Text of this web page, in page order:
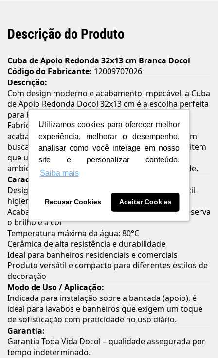
Utilizamos cookies para oferecer melhor
experiência, melhorar o desempenho,
analisar como você interage em nosso
site e personalizar conteúdo.
Saiba mais
Recusar Cookies Aceitar Cookies
Descrição do Produto
Cuba de Apoio Redonda 32x13 cm Branca Docol
Código do Fabricante: 12009707026
Descrição:
Com design moderno e acabamento impecável, a Cuba
de Apoio Redonda Docol 32x13 cm é a escolha perfeita
para banheiros sofisticados e contemporâneos.
Fabricada em cerâmica de alta qualidade, possui
acabamento esmaltado resistente, ideal para quem
busca elegância, durabilidade e fácil limpeza. Um item
que une estética e funcionalidade para compor
ambientes de diferentes estilos com personalidade.
Características e Benefícios:
Design moderno com borda sem emendas, de fácil
higienização
Acabamento esmaltado de alta qualidade que preserva
o brilho e a cor
Temperatura máxima da água: 80°C
Cerâmica de alta resistência e durabilidade
Ideal para banheiros residenciais e comerciais
Produto versátil e compacto para diferentes estilos de
decoração
Modo de Uso / Aplicação:
Indicada para instalação sobre a bancada (apoio), é
ideal para lavabos e banheiros que exigem um toque
de sofisticação com praticidade no uso diário.
Garantia:
Garantia Toda Vida Docol – qualidade assegurada por
tempo indeterminado.